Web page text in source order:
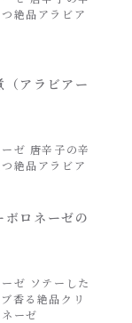
絶品アラビア
（アラビアー
ゼ 唐辛子の辛
絶品アラビア
ボロネーゼの
ゼ ソテーした
香る絶品クリ
ーゼ